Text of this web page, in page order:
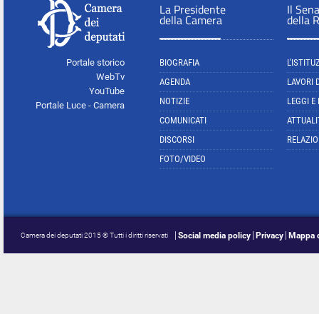
Portale storico
WebTv
YouTube
Portale Luce - Camera
La Presidente
della Camera
BIOGRAFIA
AGENDA
NOTIZIE
COMUNICATI
DISCORSI
FOTO/VIDEO
Il
della
LAVORI
LEGGI E
Camera dei deputati 2015 © Tutti i diritti riservati Social media policy Privacy Mappa